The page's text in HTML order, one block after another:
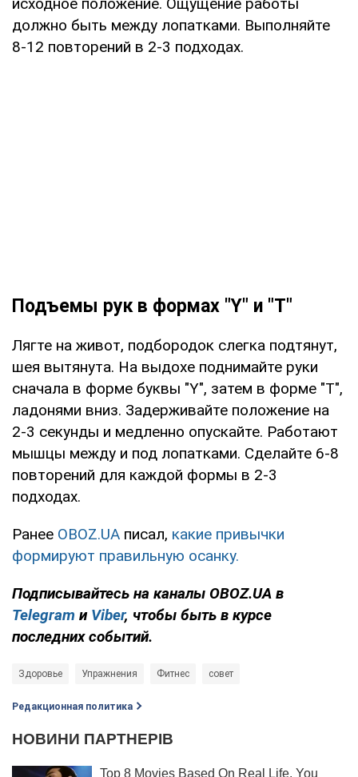
исходное положение. Ощущение работы
должно быть между лопатками. Выполняйте
8-12 повторений в 2-3 подходах.
Подъемы рук в формах "Y" и "T"
Лягте на живот, подбородок слегка подтянут,
шея вытянута. На выдохе поднимайте руки
сначала в форме буквы "Y", затем в форме "T",
ладонями вниз. Задерживайте положение на
2-3 секунды и медленно опускайте. Работают
мышцы между и под лопатками. Сделайте 6-8
повторений для каждой формы в 2-3
подходах.
Ранее OBOZ.UA писал, какие привычки
формируют правильную осанку.
Подписывайтесь на каналы OBOZ.UA в
Telegram и Viber, чтобы быть в курсе
последних событий.
Здоровье Упражнения Фитнес совет
Редакционная политика